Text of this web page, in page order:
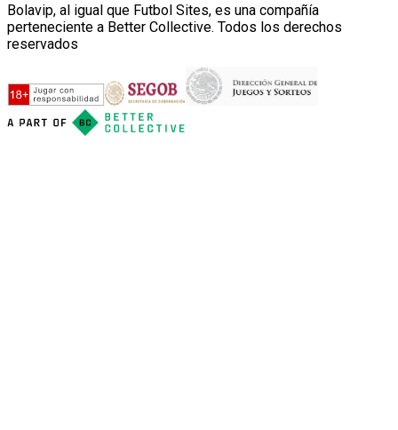
Bolavip, al igual que Futbol Sites, es una compañía
perteneciente a Better Collective. Todos los derechos
reservados